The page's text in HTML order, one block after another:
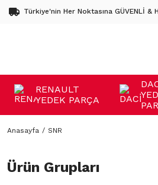
Türkiye'nin Her Noktasına GÜVENLİ &
RENAULT
YEDEK PARÇA
Anasayfa SNR
Ürün Grupları